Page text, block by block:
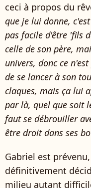
ceci à propos du
que je lui donne,
pas facile d'être 'fils
celle de son père,
univers, donc ce
de se lancer à son
claques, mais ça lui
par là, quel que soit
faut se débrouiller
être droit dans ses
Gabriel est
définitivement
milieu autant